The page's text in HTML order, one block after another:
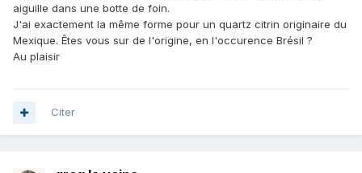
aiguille dans une botte de foin.
J'ai exactement la même forme pour un quartz citrin originaire du
Mexique. Êtes vous sur de l'origine, en l'occurence Brésil ?
Au plaisir
Citer